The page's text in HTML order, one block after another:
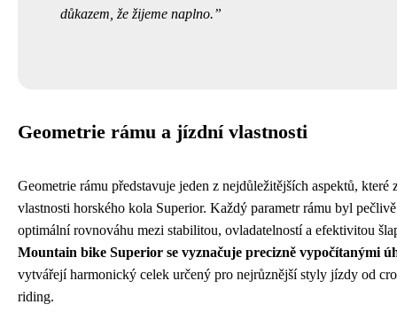
důkazem, že žijeme naplno.
Geometrie rámu a jízdní vlastnosti
Geometrie rámu představuje jeden z nejdůležitějších aspektů,
vlastnosti horského kola Superior. Každý parametr rámu byl
optimální rovnováhu mezi stabilitou, ovladatelností a efektivitou
Mountain bike Superior se vyznačuje precizně vypočítanými
vytvářejí harmonický celek určený pro nejrůznější styly jízdy od
riding.